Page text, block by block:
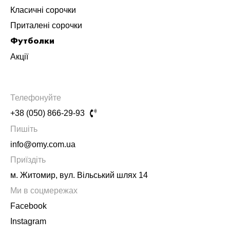
Класичні сорочки
Приталені сорочки
Футболки
Акції
Телефонуйте
+38 (050) 866-29-93
Пишіть
info@omy.com.ua
Приїздіть
м. Житомир, вул. Вільський шлях 14
Ми в соцмережах
Facebook
Instagram